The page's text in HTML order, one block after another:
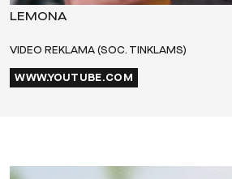
LEMONA
VIDEO REKLAMA (SOC. TINKLAMS)
WWW.YOUTUBE.COM